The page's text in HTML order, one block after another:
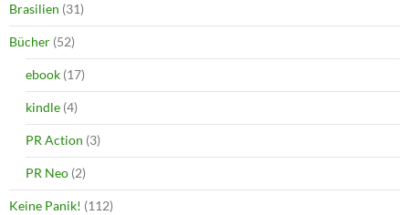
Brasilien (31)
Bücher (52)
ebook (17)
kindle (4)
PR Action (3)
PR Neo (2)
Keine Panik! (112)